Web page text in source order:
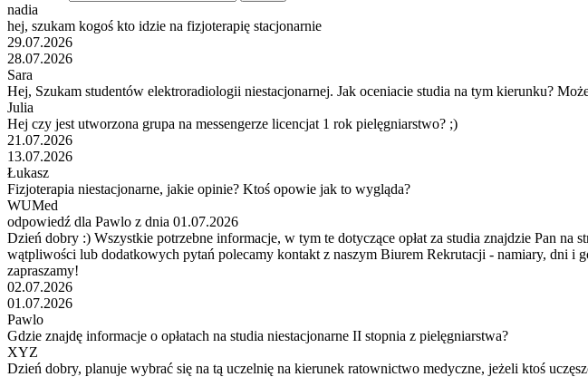
nadia
hej, szukam kogoś kto idzie na fizjoterapię stacjonarnie
29.07.2026
28.07.2026
Sara
Hej, Szukam studentów elektroradiologii niestacjonarnej. Jak oceniacie studia na tym kierunku?
Julia
Hej czy jest utworzona grupa na messengerze licencjat 1 rok pielęgniarstwo? ;)
21.07.2026
13.07.2026
Łukasz
Fizjoterapia niestacjonarne, jakie opinie? Ktoś opowie jak to wygląda?
WUMed
odpowiedź dla Pawlo z dnia 01.07.2026
Dzień dobry :) Wszystkie potrzebne informacje, w tym te dotyczące opłat za studia znajdzie Pan
wątpliwości lub dodatkowych pytań polecamy kontakt z naszym Biurem Rekrutacji - namiary, dni
zapraszamy!
02.07.2026
01.07.2026
Pawlo
Gdzie znajdę informacje o opłatach na studia niestacjonarne II stopnia z pielęgniarstwa?
XYZ
Dzień dobry, planuje wybrać się na tą uczelnię na kierunek ratownictwo medyczne, jeżeli ktoś